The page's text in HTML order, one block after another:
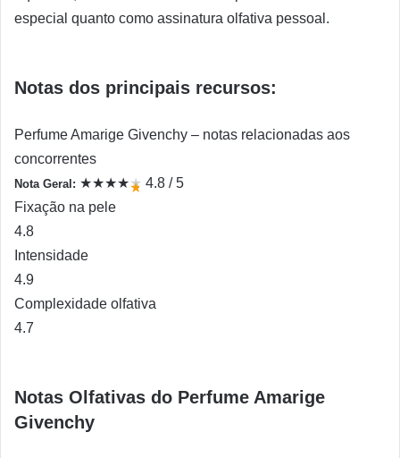
especial quanto como assinatura olfativa pessoal.
Notas dos principais recursos:
Perfume Amarige Givenchy – notas relacionadas aos
concorrentes
Nota Geral: ★★★★★
★ 4.8 / 5
Fixação na pele
4.8
Intensidade
4.9
Complexidade olfativa
4.7
Notas Olfativas do Perfume Amarige
Givenchy